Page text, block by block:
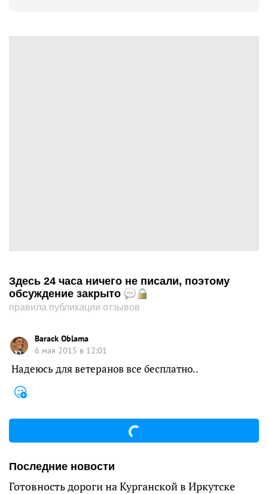
Здесь 24 часа ничего не писали, поэтому
обсуждение закрыто
правила публикации отзывов
Barack Oblama
6 мая 2015 в 12:01
Надеюсь для ветеранов все бесплатно..
Последние новости
Готовность дороги на Курганской в Иркутске